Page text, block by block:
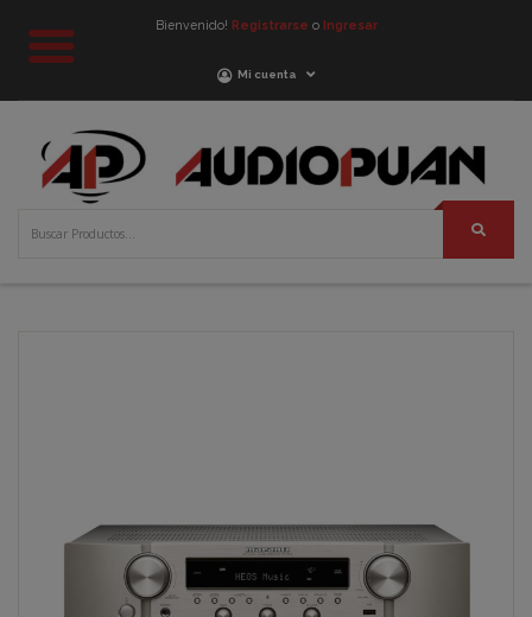
Bienvenido! Registrarse o Ingresar
Mi cuenta